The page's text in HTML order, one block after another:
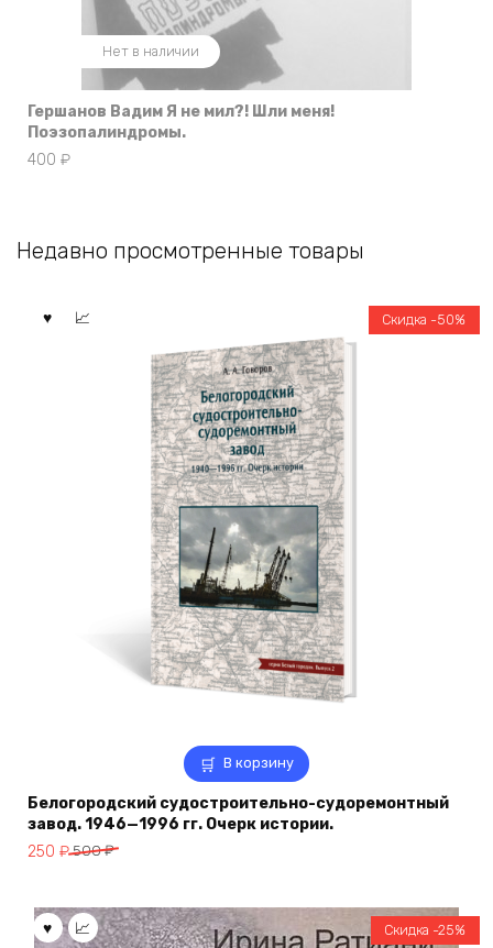
Нет в наличии
Гершанов Вадим Я не мил?! Шли меня!
Поэзопалиндромы.
400 ₽
Недавно просмотренные товары
В корзину
Скидка -50%
Белогородский судостроительно-судоремонтный
завод. 1946—1996 гг. Очерк истории.
500₽
Первоначальная
500 ₽.
250 ₽
Текущая
Скидка -25%